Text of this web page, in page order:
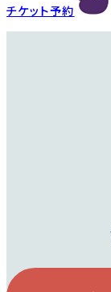
チケット予約